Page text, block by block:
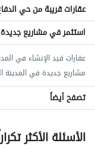
ادوار 5 غرف نوم للبيع في حي الدفاع
ادوار 6 غرف نوم للبيع في حي الدفاع
شقق للبيع في حي الدفاع
اراضي سكنية للبيع في حي
فلل للبيع في حي الدفاع
عمائر سكنية للبيع في حي
استراحات للبيع في حي الدفاع
عقارات للبيع في حي الدفاع
ادوار حي السلام
ادوار حي السكة الحديد
ادوار حي العزيزية
ادوار حي الصناعية
ادوار حي أبو كبير
ادوار حي ورقان
ادوار حي طيبة
عقارات قريبة من حي
عقارات قيد الإنشاء في
مشاريع جديدة في المدينة
استثمر في مشاريع جديدة
تصفح أيضاً
الأسئلة الأكثر